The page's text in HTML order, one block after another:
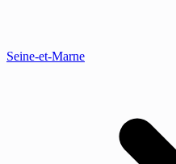
Seine-et-Marne